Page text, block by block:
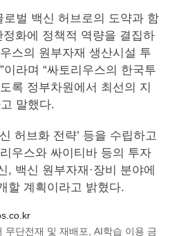
로벌 백신 허브로의 도약과 함
화에 정책적 역량을 결집하
스의 원부자재 생산시설 투
라며 “싸토리우스의 한국투
록 정부차원에서 최선의 지
말했다.
허브화 전략’ 등을 수립하고
우스와 싸이티바 등의 투자
, 백신 원부자재·장비 분야에
할 계획이라고 밝혔다.
단전재 및 재배포, AI학습 이용 금